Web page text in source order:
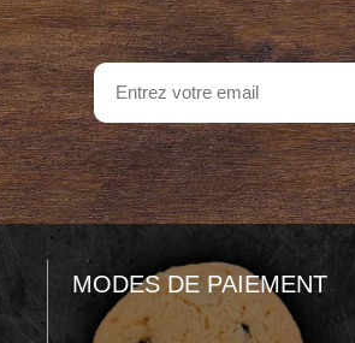
MODES DE PAIEMENT